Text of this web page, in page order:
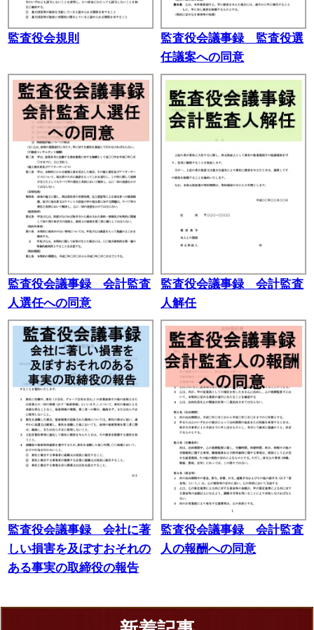
監査役会規則
監査役会議事録 監査役選
任議案への同意
監査役会議事録 会計監査
人選任への同意
監査役会議事録 会計監査
人解任
監査役会議事録 会社に著
しい損害を及ぼすおそれの
ある事実の取締役の報告
監査役会議事録 会計監査
人の報酬への同意